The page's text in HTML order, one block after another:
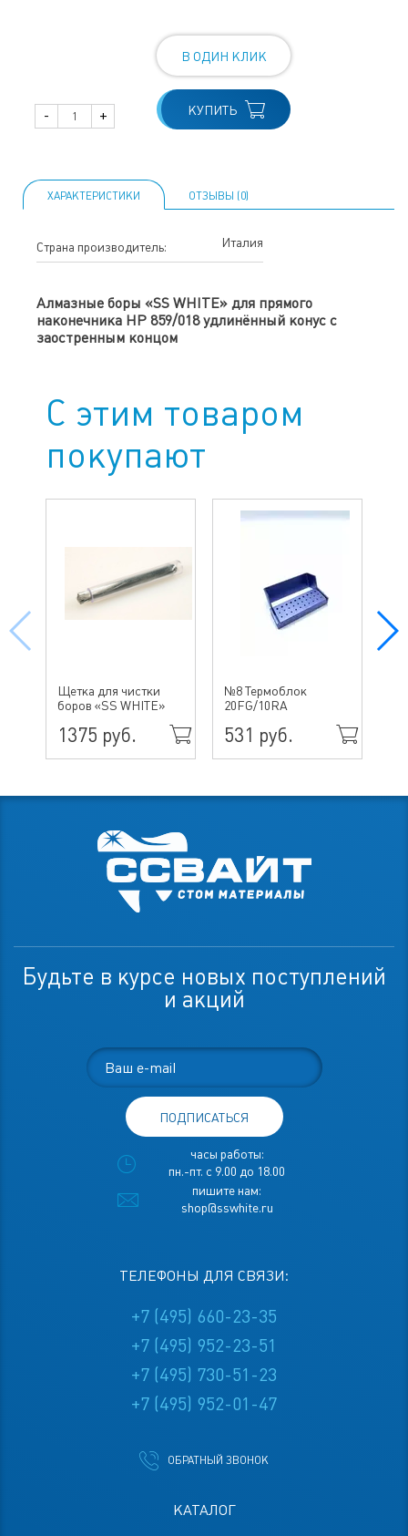
- +
В ОДИН КЛИК
КУПИТЬ
ХАРАКТЕРИСТИКИ ОТЗЫВЫ (0)
Страна производитель: Италия
Алмазные боры «SS WHITE» для прямого
наконечника HP 859/018удлинённый конус с
заостренным концом
С этим товаром
покупают
Щетка для чистки
боров «SS WHITE»
1375 руб.
№8 Термоблок
20FG/10RA
531 руб.
КАТАЛОГ
Будьте в курсе новых поступлений
и акций
ПОДПИСАТЬСЯ
часы работы:
пн.-пт. с 9.00 до 18.00
пишите нам:
shop@sswhite.ru
ТЕЛЕФОНЫ ДЛЯ СВЯЗИ:
+7 (495) 660-23-35
+7 (495) 952-23-51
+7 (495) 730-51-23
+7 (495) 952-01-47
ОБРАТНЫЙ ЗВОНОК